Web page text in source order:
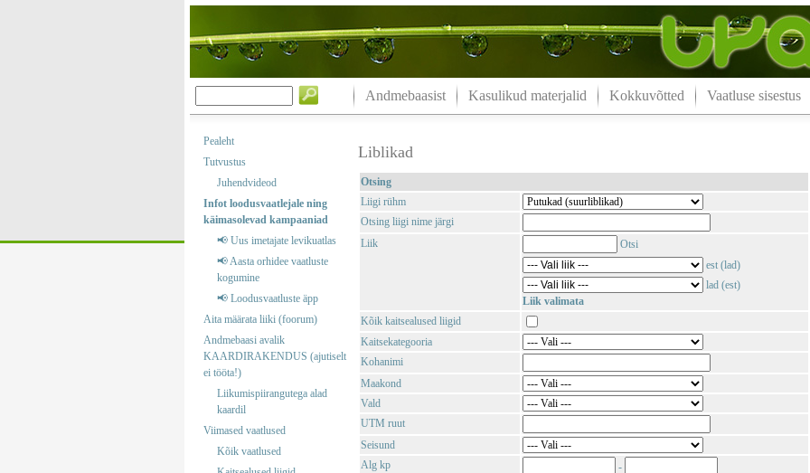
Andmebaasist Kasulikud materjalid Kokkuvõtted Vaatluse sisestus
Pealeht
Tutvustus
Juhendvideod
Infot loodusvaatlejale ning
käimasolevad kampaaniad
📢 Uus imetajate levikuatlas
📢 Aasta orhidee vaatluste
kogumine
📢 Loodusvaatluste äpp
Aita määrata liiki (foorum)
Andmebaasi avalik
KAARDIRAKENDUS (ajutiselt
ei tööta!)
Liikumispiirangutega alad
kaardil
Viimased vaatlused
Kõik vaatlused
Liblikad
Otsing
Liigi rühm
Otsing liigi nime järgi
Liik
Otsi
est (lad)
lad (est)
Liik valimata
Kõik kaitsealused liigid
Kaitsekategooria
Kohanimi
Maakond
Vald
UTM ruut
Seisund
Alg kp
-